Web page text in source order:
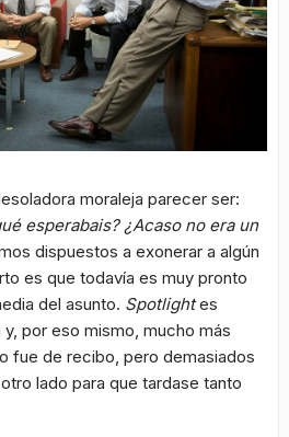
moraleja parecer ser:
esperabais? ¿Acaso no era un
dispuestos a exonerar a algún
es que todavía es muy pronto
del asunto. Spotlightes
por eso mismo, mucho más
fue de recibo, pero demasiados
lado para que tardase tanto